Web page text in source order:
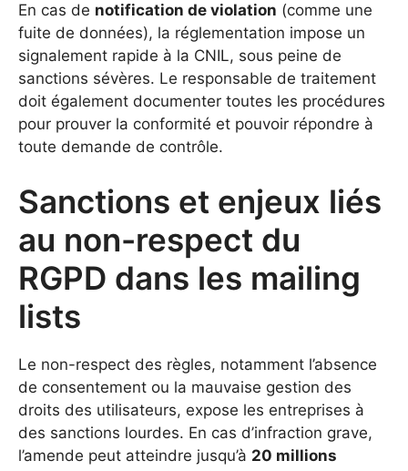
En cas de notification de violation (comme une
fuite de données), la réglementation impose un
signalement rapide à la CNIL, sous peine de
sanctions sévères. Le responsable de traitement
doit également documenter toutes les procédures
pour prouver la conformité et pouvoir répondre à
toute demande de contrôle.
Sanctions et enjeux liés
au non-respect du
RGPD dans les mailing
lists
Le non-respect des règles, notamment l’absence
de consentement ou la mauvaise gestion des
droits des utilisateurs, expose les entreprises à
des sanctions lourdes. En cas d’infraction grave,
l’amende peut atteindre jusqu’à 20 millions